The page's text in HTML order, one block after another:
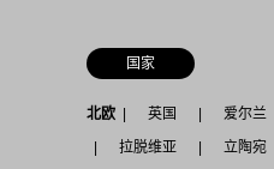
国家
北欧 英国 爱尔兰
拉脱维亚
立陶宛